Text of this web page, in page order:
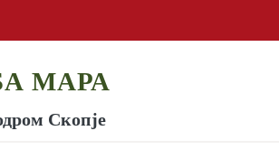
МАРА
Скопје